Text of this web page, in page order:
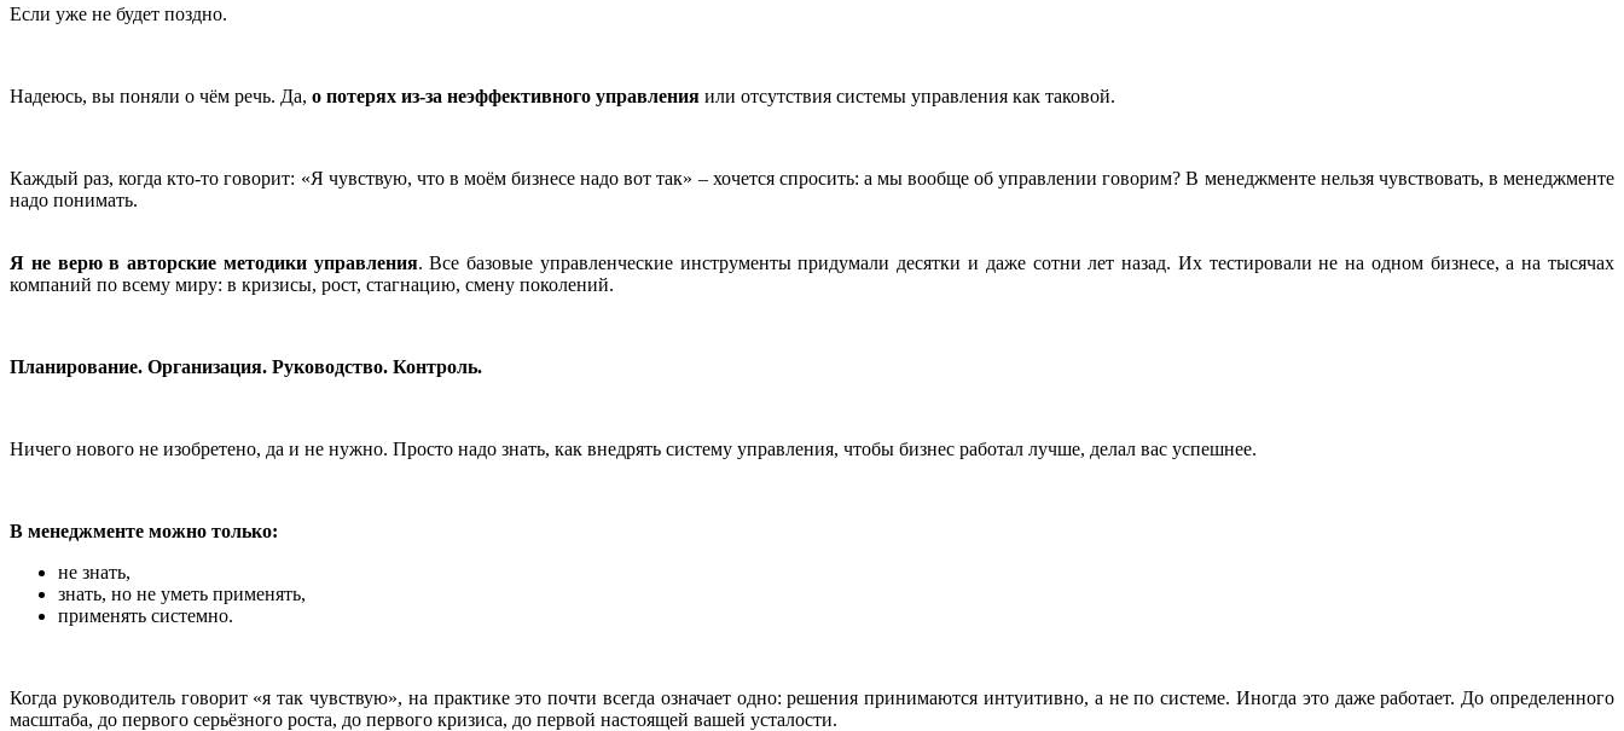
Если уже не будет поздно.
Надеюсь, вы поняли о чём речь. Да, о потерях из-за неэффективного управления или отсутствия системы управления как таковой.
Каждый раз, когда кто-то говорит: «Я чувствую, что в моём бизнесе надо вот так» – хочется спросить: а мы вообще об управлении говорим? В менеджменте нельзя чувствовать, в менеджменте
надо понимать.
Я не верю в авторские методики управления. Все базовые управленческие инструменты придумали десятки и даже сотни лет назад. Их тестировали не на одном бизнесе, а на тысячах
компаний по всему миру: в кризисы, рост, стагнацию, смену поколений.
Планирование. Организация. Руководство. Контроль.
Ничего нового не изобретено, да и не нужно. Просто надо знать, как внедрять систему управления, чтобы бизнес работал лучше, делал вас успешнее.
В менеджменте можно только:
не знать,
знать, но не уметь применять,
применять системно.
Когда руководитель говорит «я так чувствую», на практике это почти всегда означает одно: решения принимаются интуитивно, а не по системе. Иногда это даже работает. До определенного
масштаба, до первого серьёзного роста, до первого кризиса, до первой настоящей вашей усталости.